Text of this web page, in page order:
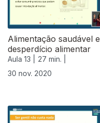
Alimentação saudável e
desperdício alimentar
Aula 13 |
27 min. |
30 nov. 2020